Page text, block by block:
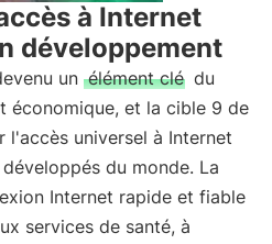
à Internet
développement
un élément clé du
économique, et la cible 9 de
l'accès universel à Internet
du monde. La
Internet rapide et fiable
services de santé, à